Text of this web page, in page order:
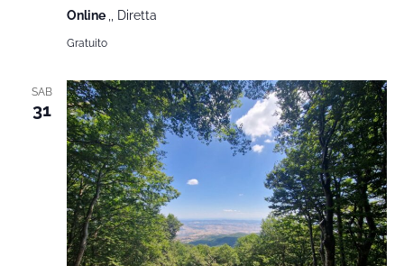
Online ,, Diretta
Gratuito
SAB
31